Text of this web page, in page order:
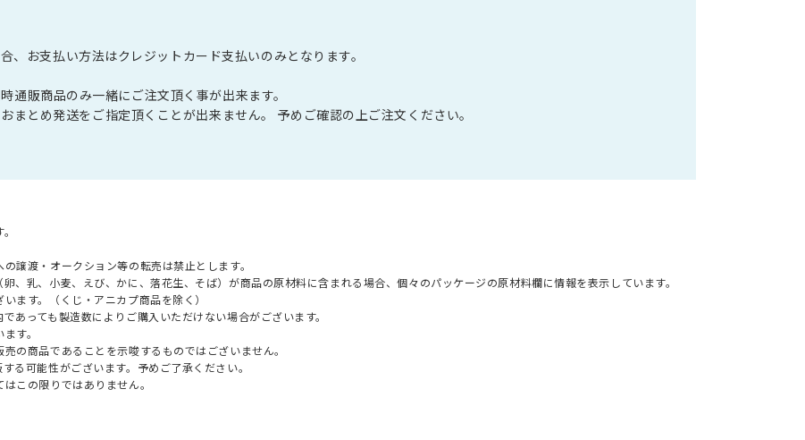
お支払い方法はクレジットカード支払いのみとなります。
販商品のみ一緒にご注文頂く事が出来ます。
まとめ発送をご指定頂くことが出来ません。 予めご確認の上ご注文ください。
譲渡・オークション等の転売は禁止とします。
、乳、小麦、えび、かに、落花生、そば）が商品の原材料に含まれる場合、個々のパッケージの原材料欄に情報を表示しています。
ます。（くじ・アニカプ商品を除く）
あっても製造数によりご購入いただけない場合がございます。
す。
の商品であることを示唆するものではございません。
る可能性がございます。予めご了承ください。
この限りではありません。